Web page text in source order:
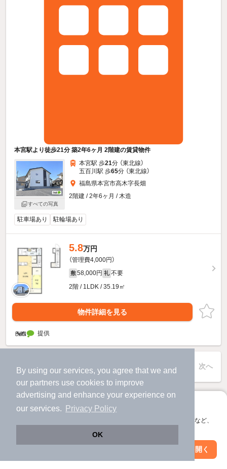
By using our services, you agree that we and
our partners use cookies to improve
advertising and enhance your experience on
our services.
Privacy Policy
OK
アプリに切り替えて、サクサクお部屋探し
会員登録なしですぐ使える。マップ検索やお気に入り保存など、
アプリを開く
本宮駅より徒歩21分 築2年6ヶ月 2階建の賃貸物件
すべての写真
本宮駅 歩21分 （東北線）
五百川駅 歩65分 （東北線）
福島県本宮市高木字長畑
2階建 / 2年6ヶ月 / 木造
駐車場あり 駐輪場あり
5.8万円
（管理費4,000円）
敷 58,000円 礼 不要
2階 / 1LDK / 35.19㎡
物件詳細を見る
提供
前へ
全1ページ
次へ
17
絞り込み条件を変更